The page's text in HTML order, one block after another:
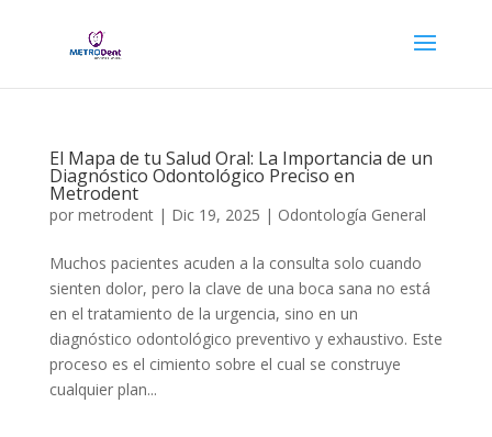
El Mapa de tu Salud Oral: La Importancia de un
Diagnóstico Odontológico Preciso en
Metrodent
por metrodent| Dic 19, 2025 | Odontología General
Muchos pacientes acuden a la consulta solo cuando
sienten dolor, pero la clave de una boca sana no está
en el tratamiento de la urgencia, sino en un
diagnóstico odontológico preventivo y exhaustivo. Este
proceso es el cimiento sobre el cual se construye
cualquier plan...